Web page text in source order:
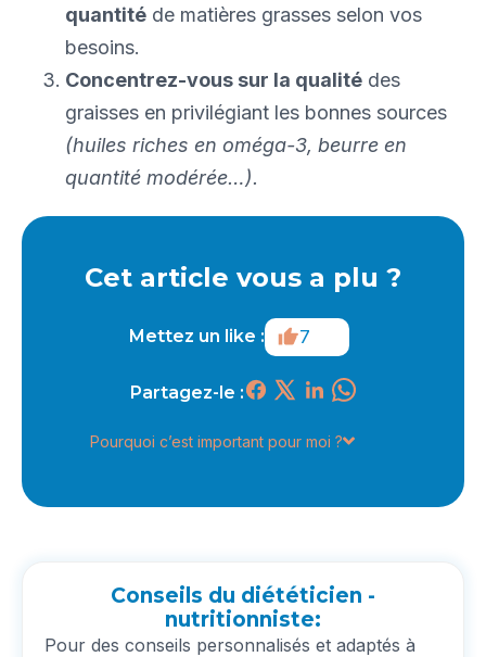
quantité de matières grasses selon vos
besoins.
Concentrez-vous sur la qualité des
graisses en privilégiant les bonnes sources
(huiles riches en oméga-3, beurre en
quantité modérée…).
Cet article vous a plu ?
Mettez un like : 7
Partagez-le :
Pourquoi c’est important pour moi ?
Conseils du diététicien -
nutritionniste:
Pour des conseils personnalisés et adaptés à